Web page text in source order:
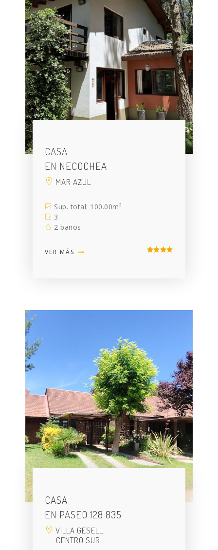
CASA
EN NECOCHEA
MAR AZUL
Sup. total: 100.00m²
3
2 baños
VER MÁS
CASA
EN PASEO 128 835
VILLA GESELL
CENTRO SUR